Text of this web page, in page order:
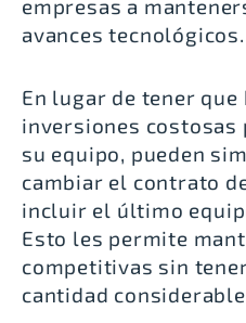
empresas a
avances tecnológicos.
En lugar de tener que
inversiones costosas
su equipo, pueden
cambiar el contrato
incluir el último
Esto les permite
competitivas sin
cantidad